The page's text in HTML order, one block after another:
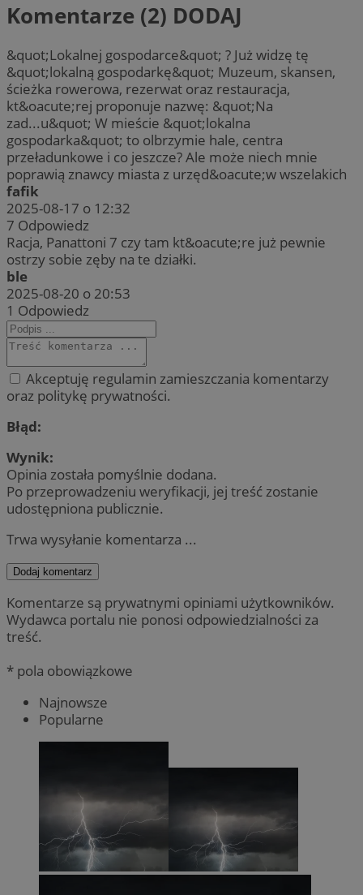
Komentarze (2) DODAJ
&quot;Lokalnej gospodarce&quot; ? Już widzę tę
&quot;lokalną gospodarkę&quot; Muzeum, skansen,
ścieżka rowerowa, rezerwat oraz restauracja,
kt&oacute;rej proponuje nazwę: &quot;Na
zad...u&quot; W mieście &quot;lokalna
gospodarka&quot; to olbrzymie hale, centra
przeładunkowe i co jeszcze? Ale może niech mnie
poprawią znawcy miasta z urzęd&oacute;w wszelakich
fafik
2025-08-17 o 12:32
7 Odpowiedz
Racja, Panattoni 7 czy tam kt&oacute;re już pewnie
ostrzy sobie zęby na te działki.
ble
2025-08-20 o 20:53
1 Odpowiedz
Akceptuję regulamin zamieszczania komentarzy
oraz politykę prywatności.
Błąd:
Wynik:
Opinia została pomyślnie dodana.
Po przeprowadzeniu weryfikacji, jej treść zostanie
udostępniona publicznie.
Trwa wysyłanie komentarza ...
Dodaj komentarz
Komentarze są prywatnymi opiniami użytkowników.
Wydawca portalu nie ponosi odpowiedzialności za
treść.
* pola obowiązkowe
Najnowsze
Popularne